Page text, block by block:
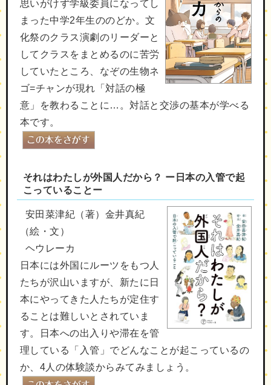
思いがけず学級委員になってし
まった中学2年生ののどか。文
化祭のクラス演劇のリーダーと
してクラスをまとめるのに苦労
していたところ、なぞの生物ネ
ゴ=チャンが現れ「対話の極
意」を教わることに…。対話と交渉の基本が学べる
本です。
それはわたしが外国人だから？ ー日本の入管で起
こっていることー
安田菜津紀（著）金井真紀
（絵・文）
ヘウレーカ
日本には外国にルーツをもつ人
たちが沢山いますが、新たに日
本にやってきた人たちが定住す
ることは難しいとされていま
す。日本への出入りや滞在を管
理している「入管」でどんなことが起こっているの
か、4人の体験談からみてみましょう。